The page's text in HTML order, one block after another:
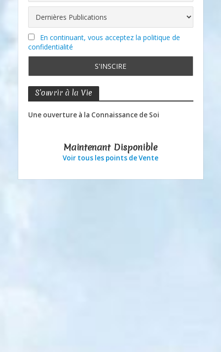
En continuant, vous acceptez la politique de
confidentialité
S’ouvrir à la Vie
Une ouverture à la Connaissance de Soi
Maintenant Disponible
Voir tous les points de Vente